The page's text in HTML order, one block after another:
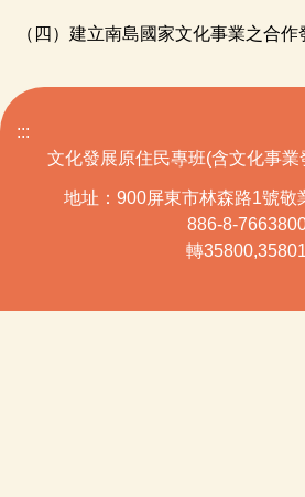
（四）建立南島國家文化事業之合作
:::
文化發展原住民專班(含文化事
地址：900屏東市林森路1號敬
886-8-
轉35800,35801